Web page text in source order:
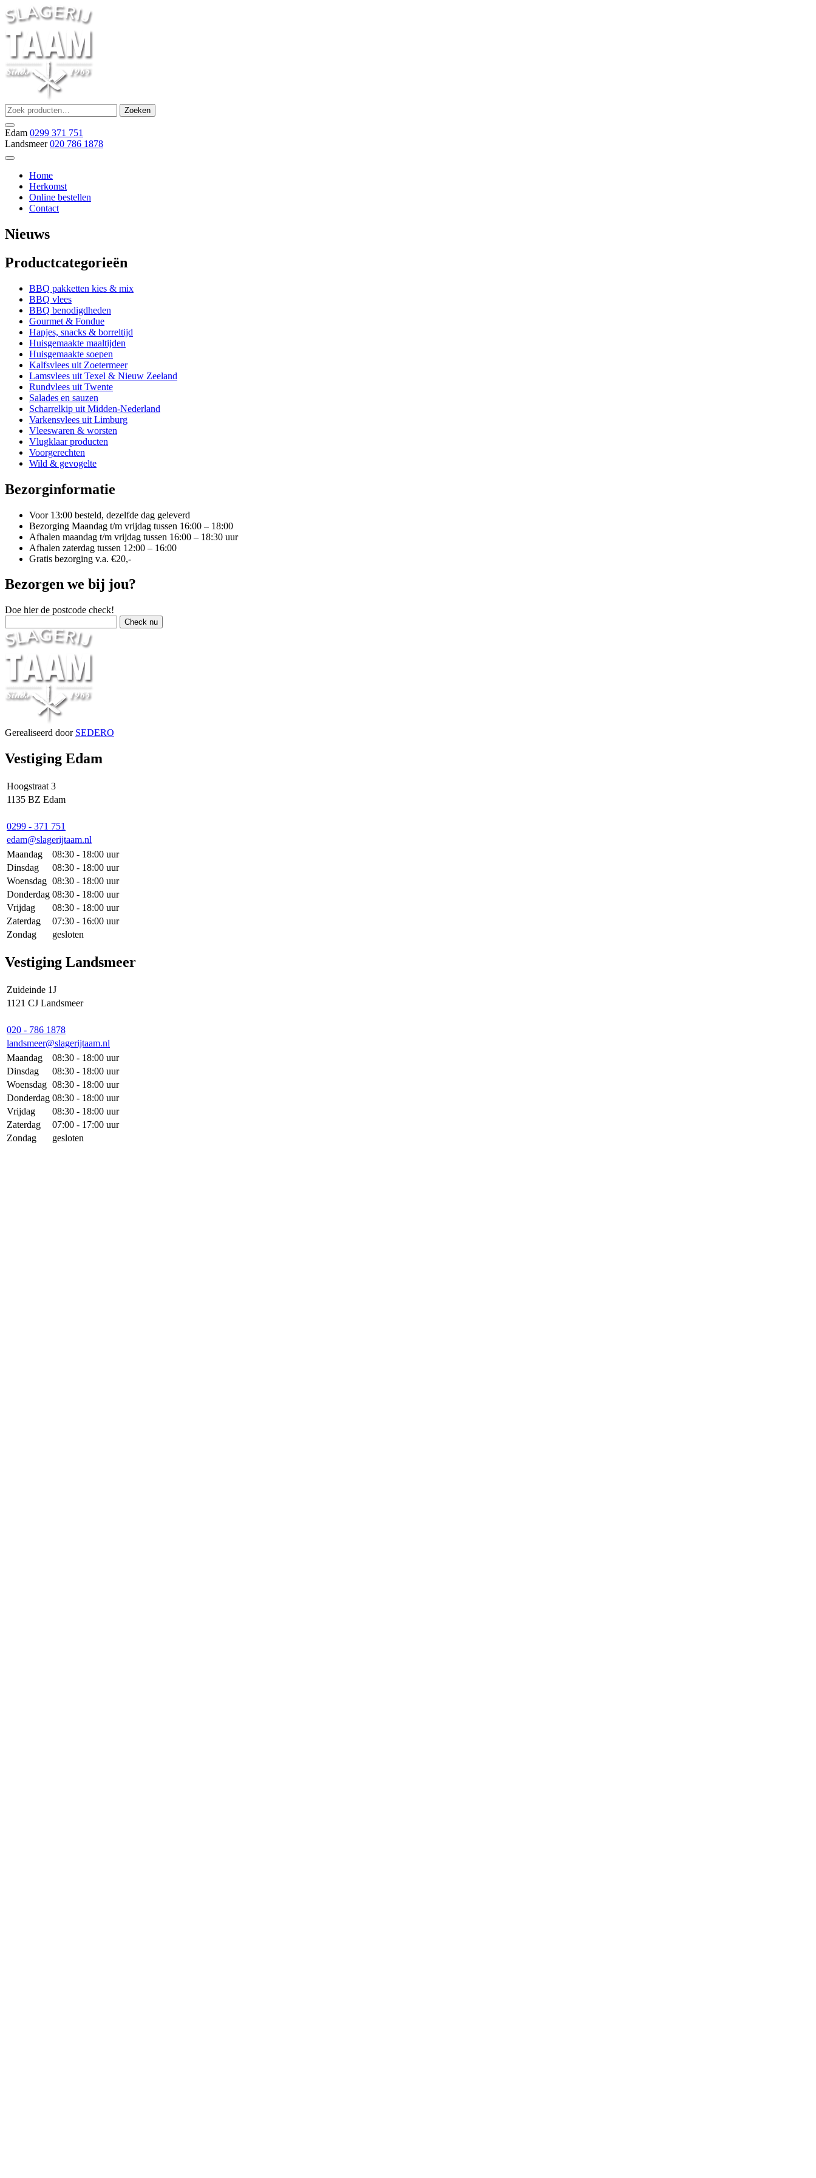
Ga
naar
inhoud
Slagerij Taam
slager
Zoeken
naar:
Zoeken
Edam 0299 371 751
Landsmeer 020 786 1878
Home
Herkomst
Online bestellen
Contact
Nieuws
Productcategorieën
BBQ pakketten kies & mix
BBQ vlees
BBQ benodigdheden
Gourmet & Fondue
Hapjes, snacks & borreltijd
Huisgemaakte maaltijden
Huisgemaakte soepen
Kalfsvlees uit Zoetermeer
Lamsvlees uit Texel & Nieuw Zeeland
Rundvlees uit Twente
Salades en sauzen
Scharrelkip uit Midden-Nederland
Varkensvlees uit Limburg
Vleeswaren & worsten
Vlugklaar producten
Voorgerechten
Wild & gevogelte
Bezorginformatie
Voor 13:00 besteld, dezelfde dag geleverd
Bezorging Maandag t/m vrijdag tussen 16:00 – 18:00
Afhalen maandag t/m vrijdag tussen 16:00 – 18:30 uur
Afhalen zaterdag tussen 12:00 – 16:00
Gratis bezorging v.a. €20,-
Bezorgen we bij jou?
Doe hier de postcode check!
Gerealiseerd door SEDERO
Vestiging Edam
Hoogstraat 3
1135 BZ Edam
0299 - 371 751
edam@slagerijtaam.nl
Maandag
08:30 - 18:00 uur
Dinsdag
08:30 - 18:00 uur
Woensdag 08:30 - 18:00 uur
Donderdag 08:30 - 18:00 uur
Vrijdag
08:30 - 18:00 uur
Zaterdag
07:30 - 16:00 uur
Zondag
gesloten
Vestiging Landsmeer
Zuideinde 1J
1121 CJ Landsmeer
020 - 786 1878
landsmeer@slagerijtaam.nl
Maandag
08:30 - 18:00 uur
Dinsdag
08:30 - 18:00 uur
Woensdag 08:30 - 18:00 uur
Donderdag 08:30 - 18:00 uur
Vrijdag
08:30 - 18:00 uur
Zaterdag
07:00 - 17:00 uur
Zondag
gesloten